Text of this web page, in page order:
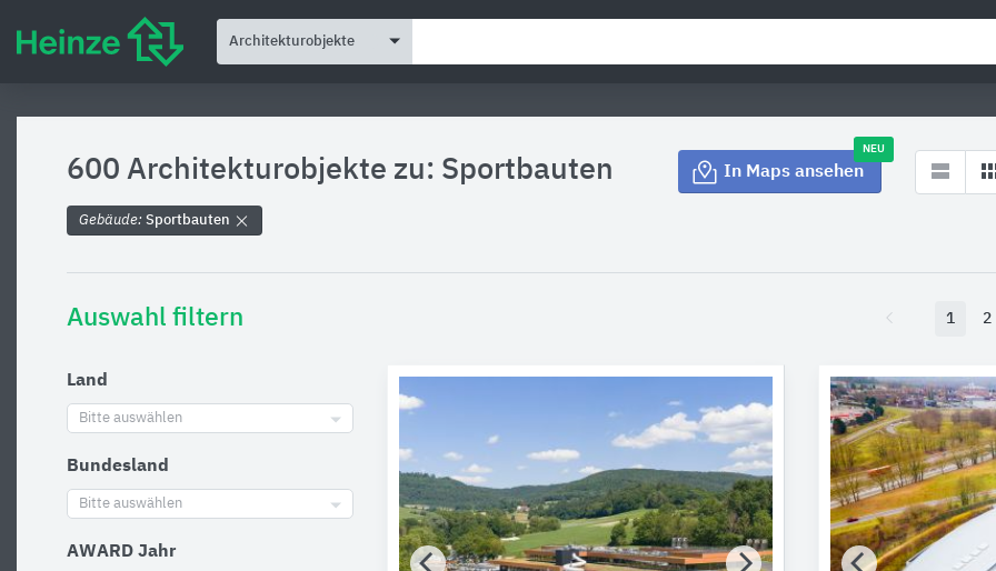
Architekturobjekte
600 Architekturobjekte zu: Sportbauten In Maps ansehen
NEU
Gebäude: Sportbauten
Auswahl filtern
Land
Bitte auswählen
Bundesland
Bitte auswählen
AWARD Jahr
1 2